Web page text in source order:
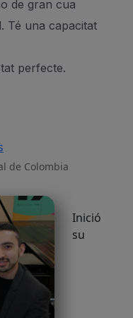
de gran cua
Té una capacitat
perfecte.
de Colombia
Inició
su